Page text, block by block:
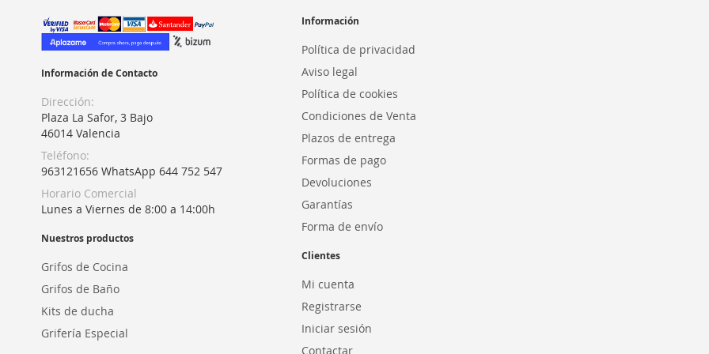
Información de Contacto
Dirección:
Plaza La Safor, 3 Bajo
46014 Valencia
Teléfono:
963121656 WhatsApp 644 752 547
Horario Comercial
Lunes a Viernes de 8:00 a 14:00h
Nuestros productos
Grifos de Cocina
Grifos de Baño
Kits de ducha
Grifería Especial
Información
Política de privacidad
Aviso legal
Política de cookies
Condiciones de Venta
Plazos de entrega
Formas de pago
Devoluciones
Garantías
Forma de envío
Clientes
Mi cuenta
Registrarse
Iniciar sesión
Contactar